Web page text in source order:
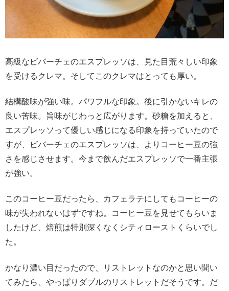
高級なビバーチェのエスプレッソは、見た目荒々しい印象
を受けるクレマ。そしてこのクレマはとっても厚い。
結構酸味が強い味。パワフルな印象。後に引かないキレの
良い苦味。旨味がじわっと広がります。砂糖を加えると、
エスプレッソって優しい感じになる印象を持っていたので
すが、ビバーチェのエスプレッソは、よりコーヒー豆の強
さを感じさせます。今まで飲んだエスプレッソで一番主張
が強い。
このコーヒー豆だったら、カフェラテにしてもコーヒーの
味が失われないはずですね。コーヒー豆を見せてもらいま
したけど、焙煎は特別深くなくシティローストくらいでし
た。
かなり濃い目だったので、リストレットなのかと思い聞い
てみたら、やっぱりダブルのリストレットだそうです。だ